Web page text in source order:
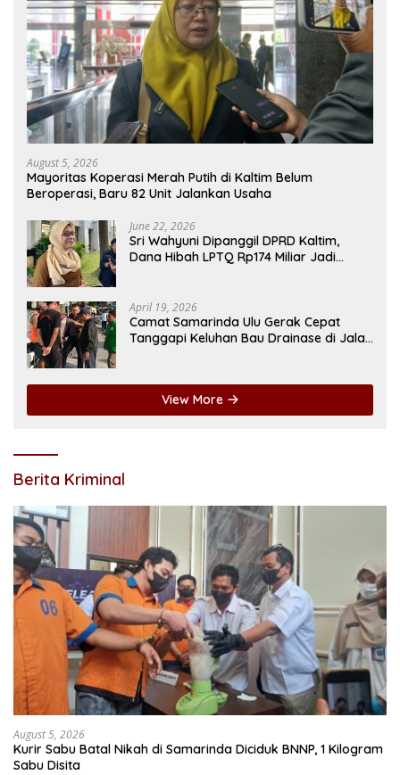
August 5, 2026
Mayoritas Koperasi Merah Putih di Kaltim Belum
Beroperasi, Baru 82 Unit Jalankan Usaha
June 22, 2026
Sri Wahyuni Dipanggil DPRD Kaltim,
Dana Hibah LPTQ Rp174 Miliar Jadi
April 19, 2026
Camat Samarinda Ulu Gerak Cepat
Tanggapi Keluhan Bau Drainase di Jalan
View More
Berita Kriminal
August 5, 2026
Kurir Sabu Batal Nikah di Samarinda Diciduk BNNP, 1 Kilogram
Sabu Disita